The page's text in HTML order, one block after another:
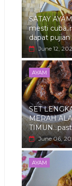
SATAY
mesti
dapat pujian
June 12,
AYAM
SET
MERAH
June 06,
AYAM